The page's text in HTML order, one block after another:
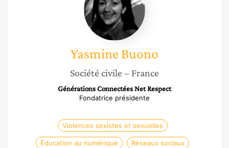
YasmineBuono
Société civile – France
Générations Connectées Net Respect
Fondatrice présidente
Violences sexistes et sexuelles
Éducation au numérique Réseaux sociaux